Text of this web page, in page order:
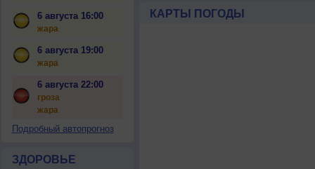
6 августа 16:00
жара
6 августа 19:00
жара
6 августа 22:00
гроза
жара
Подробный автопрогноз
ЗДОРОВЬЕ
КАРТЫ ПОГОДЫ